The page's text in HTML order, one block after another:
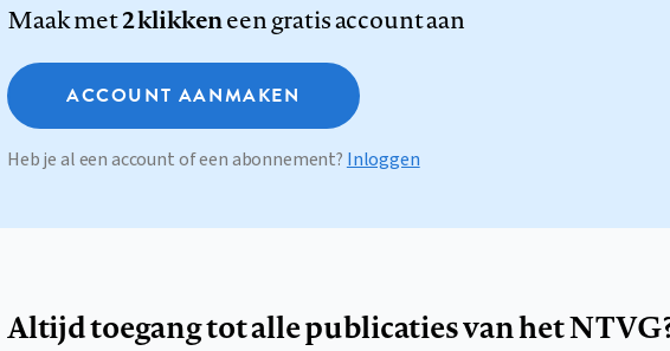
Maak met2 klikkeneen gratis account aan
ACCOUNT AANMAKEN
Heb je al een account of een abonnement? Inloggen
Altijd toegang tot alle publicaties van het